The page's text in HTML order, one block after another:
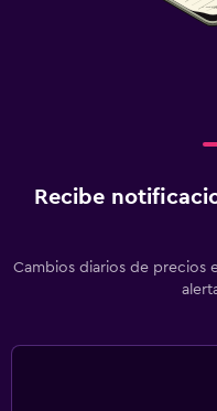
Recibe
Cambios diarios de precios